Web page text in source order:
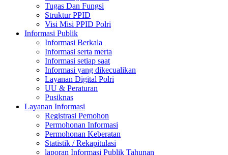
Tugas Dan Fungsi
Struktur PPID
Visi Misi PPID Polri
Informasi Publik
Informasi Berkala
Informasi serta merta
Informasi setiap saat
Informasi yang dikecualikan
Layanan Digital Polri
UU & Peraturan
Pusiknas
Layanan Informasi
Registrasi Pemohon
Permohonan Informasi
Permohonan Keberatan
Statistik / Rekapitulasi
laporan Informasi Publik Tahunan